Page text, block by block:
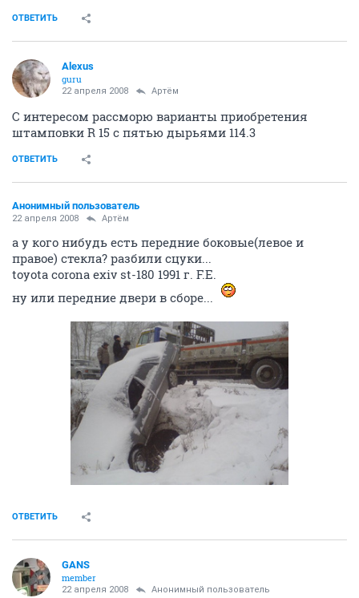
ОТВЕТИТЬ
Alexus
guru
22 апреля 2008 Артём
С интересом рассморю варианты приобретения
штамповки R 15 с пятью дырьями 114.3
ОТВЕТИТЬ
Анонимный пользователь
22 апреля 2008 Артём
а у кого нибудь есть передние боковые(левое и
правое) стекла? разбили сцуки...
toyota corona exiv st-180 1991 г. F.E.
ну или передние двери в сборе...
ОТВЕТИТЬ
GANS
member
22 апреля 2008 Анонимный пользователь